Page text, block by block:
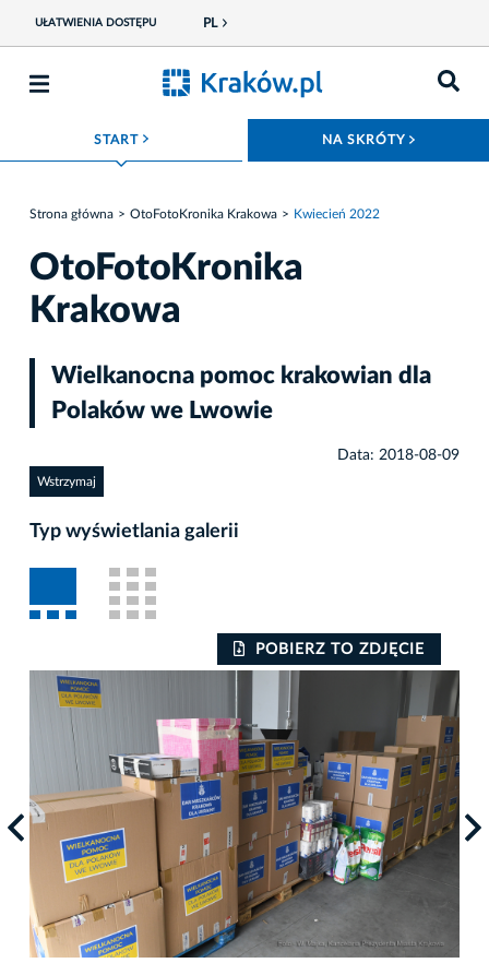
UŁATWIENIA DOSTĘPU PL
START ROZWIŃ MENU NA SKRÓTY
Strona główna OtoFotoKronika Krakowa Kwiecień 2022
OtoFotoKronika
Krakowa
Wielkanocna pomoc krakowian dla
Polaków we Lwowie
Data: 2018-08-09
Wstrzymaj
Typ wyświetlania galerii
POBIERZ TO ZDJĘCIE